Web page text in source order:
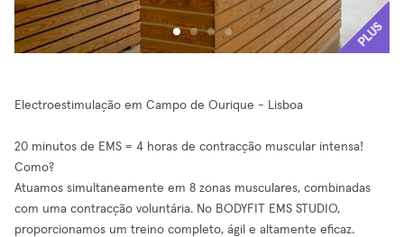
PLUS
Electroestimulação em Campo de Ourique - Lisboa
20 minutos de EMS = 4 horas de contracção muscular intensa!
Como?
Atuamos simultaneamente em 8 zonas musculares, combinadas
com uma contracção voluntária. No BODYFIT EMS STUDIO,
proporcionamos um treino completo, ágil e altamente eficaz.